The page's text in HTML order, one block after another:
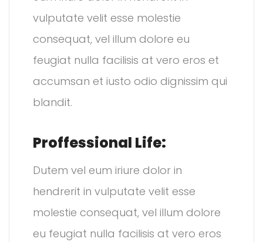
vulputate velit esse molestie
consequat, vel illum dolore eu
feugiat nulla facilisis at vero eros et
accumsan et iusto odio dignissim qui
blandit.
Proffessional Life:
Dutem vel eum iriure dolor in
hendrerit in vulputate velit esse
molestie consequat, vel illum dolore
eu feugiat nulla facilisis at vero eros